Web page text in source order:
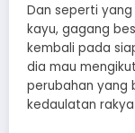
Dan seperti
kayu, gagang
kembali pada
dia mau
perubahan yang
kedaulatan